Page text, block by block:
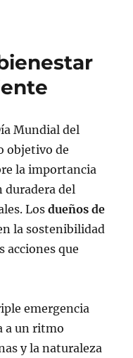
Mundial del
objetivo de
la importancia
duradera del
Losdueños de
la sostenibilidad
acciones que
emergencia
a un ritmo
y la naturaleza